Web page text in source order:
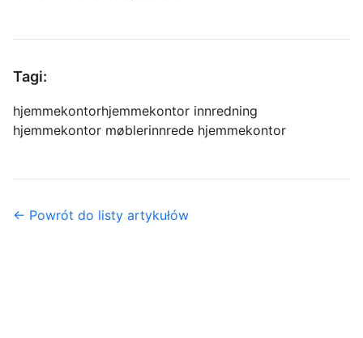
Tagi:
hjemmekontorhjemmekontor innredning
hjemmekontor møblerinnrede hjemmekontor
← Powrót do listy artykułów